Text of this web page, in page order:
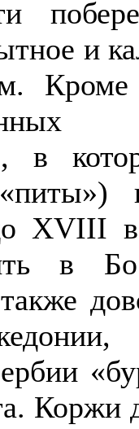
и
Кроме
в
XVIII
в
Коржи